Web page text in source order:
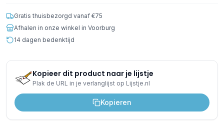
Gratis thuisbezorgd vanaf €75
Afhalen in onze winkel in Voorburg
14 dagen bedenktijd
Kopieer dit product naar je lijstje
Plak de URL in je verlanglijst op Lijstje.nl
Kopieren